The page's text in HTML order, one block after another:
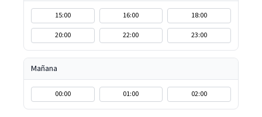
15:00 16:00
18:00
20:00
22:00 23:00
Mañana
00:00 01:00 02:00